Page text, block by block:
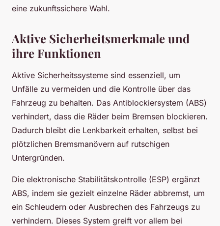
eine zukunftssichere Wahl.
Aktive Sicherheitsmerkmale und
ihre Funktionen
Aktive Sicherheitssysteme sind essenziell, um
Unfälle zu vermeiden und die Kontrolle über das
Fahrzeug zu behalten. Das Antiblockiersystem (ABS)
verhindert, dass die Räder beim Bremsen blockieren.
Dadurch bleibt die Lenkbarkeit erhalten, selbst bei
plötzlichen Bremsmanövern auf rutschigen
Untergründen.
Die elektronische Stabilitätskontrolle (ESP) ergänzt
ABS, indem sie gezielt einzelne Räder abbremst, um
ein Schleudern oder Ausbrechen des Fahrzeugs zu
verhindern. Dieses System greift vor allem bei